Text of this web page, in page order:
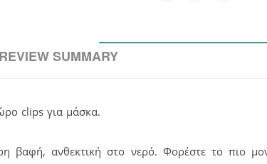
SUMMARY
clips για μάσκα.
βαφή, ανθεκτική στο νερό. Φορέστε το πιο